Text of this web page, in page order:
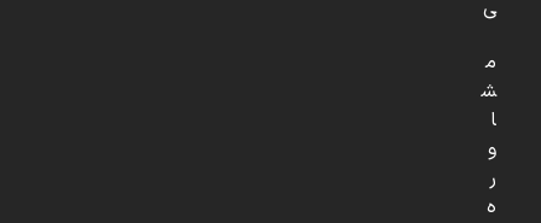
ی
م
ش
ا
و
ر
ه